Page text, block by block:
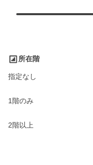
所在階
指定なし
1階のみ
2階以上